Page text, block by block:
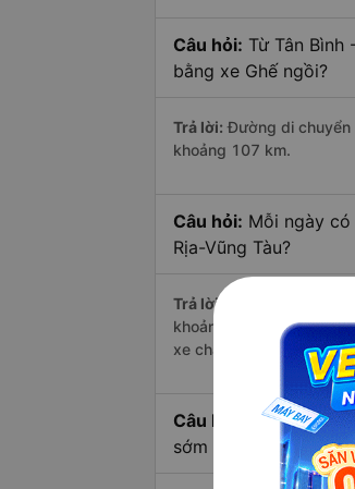
Câu hỏi: Từ Tân Bình
bằng xe Ghế ngồi?
Trả lời: Đường di chuyển
khoảng 107 km.
Câu hỏi: Mỗi ngày có
Rịa-Vũng Tàu?
Trả lời:
khoảng 58 chuyến trên
xe chạy có đầy đủ cả
Câu hỏi:
Nhà xe
sớm nhất?